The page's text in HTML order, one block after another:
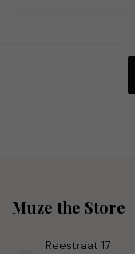
Muze the Store
Reestraat 17